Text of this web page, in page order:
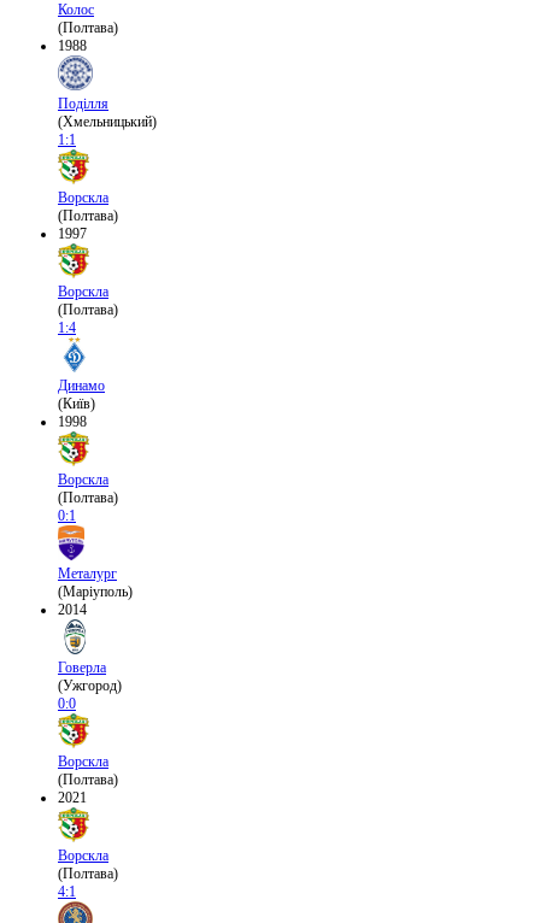
Колос
(Полтава)
1988
Поділля
(Хмельницький)
1:1
Ворскла
(Полтава)
1997
Ворскла
(Полтава)
1:4
Динамо
(Київ)
1998
Ворскла
(Полтава)
0:1
Металург
(Маріуполь)
2014
Говерла
(Ужгород)
0:0
Ворскла
(Полтава)
2021
Ворскла
(Полтава)
4:1